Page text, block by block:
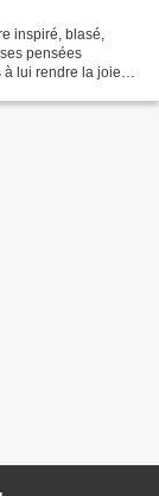
inspiré, blasé,
pensées
à lui rendre la joie